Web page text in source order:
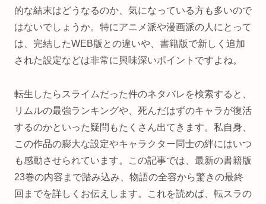
的な結末はどうなるのか、気になっている方も多いので
はないでしょうか。特にアニメ派や漫画派の人にとって
は、完結したWEB版との違いや、書籍版で新しく追加
された設定などは非常に興味深いポイントですよね。
転生したらスライムだった件のネタバレを検索すると、
リムルの最強ランキングや、死んだはずのキャラが復活
するのかといった疑問もたくさん出てきます。私自身、
この作品の膨大な設定やキャラクター同士の絆にはいつ
も感動させられています。この記事では、最新の書籍版
23巻の内容まで踏み込み、物語の全容から驚きの最終
回までを詳しくお伝えします。これを読めば、転スラの